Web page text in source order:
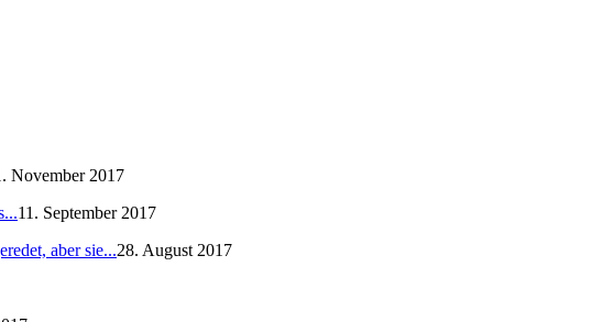
November 2017
11. September 2017
aber sie...28. August 2017